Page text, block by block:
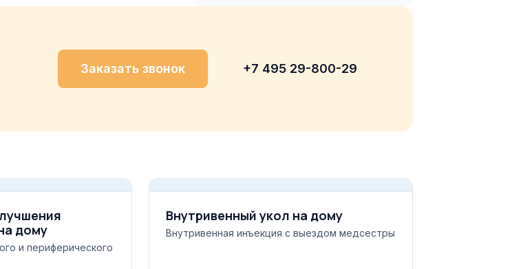
Заказать звонок +7 495 29-800-29
дому
и периферического
Внутривенный укол на дому
Внутривенная инъекция с выездом медсестры